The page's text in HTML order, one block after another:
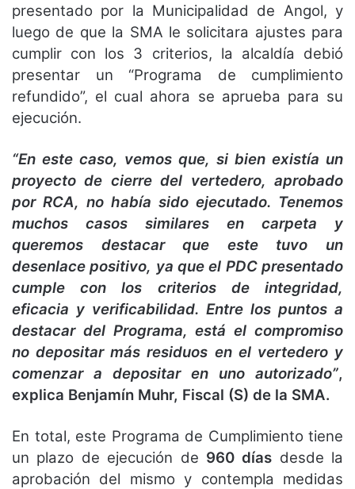
presentado por la Municipalidad de Angol, y
luego de que la SMA le solicitara ajustes para
cumplir con los 3 criterios, la alcaldía debió
presentar un “Programa de cumplimiento
refundido”, el cual ahora se aprueba para su
ejecución.
“En este caso, vemos que, si bien existía un
proyecto de cierre del vertedero, aprobado
por RCA, no había sido ejecutado. Tenemos
muchos casos similares en carpeta y
queremos destacar que este tuvo un
desenlace positivo, ya que el PDC presentado
cumple con los criterios de integridad,
eficacia y verificabilidad. Entre los puntos a
destacar del Programa, está el compromiso
no depositar más residuos en el vertedero y
comenzar a depositar en uno autorizado”,
explica Benjamín Muhr, Fiscal (S) de la SMA.
En total, este Programa de Cumplimiento tiene
un plazo de ejecución de 960 días desde la
aprobación del mismo y contempla medidas